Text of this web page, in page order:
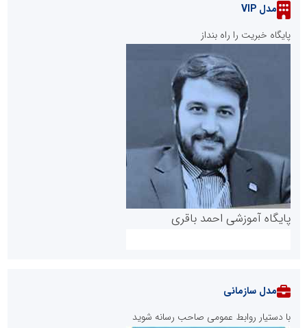
مدل VIP
پایگاه خبریت را راه بنداز
پایگاه آموزشی احمد باقری
مدل سازمانی
با دستیار روابط عمومی صاحب رسانه شوید